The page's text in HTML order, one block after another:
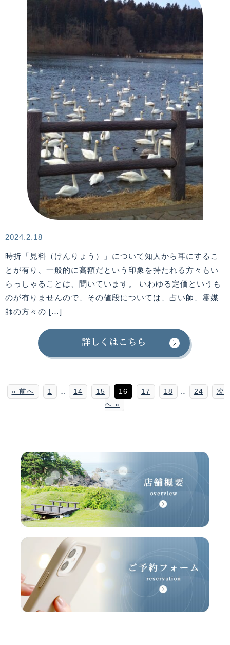
2024.2.18
時折「見料（けんりょう）」について知人から耳にするこ
とが有り、一般的に高額だという印象を持たれる方々もい
らっしゃることは、聞いています。 いわゆる定価というも
のが有りませんので、その値段については、占い師、霊媒
師の方々の […]
詳しくはこちら
« 前へ 1 14 15 16 17 18 24
次
へ »